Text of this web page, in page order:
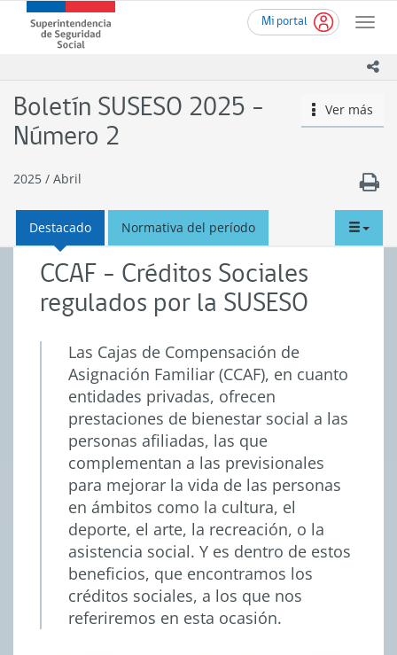
contenido
Mi portal
Toggle
Superintendencia
de
(SUSESO)
-
Gobierno
de
icono
Ver más
Boletín SUSESO 2025 -
Número 2
2025 / Abril
Destacado Normativa del período
CCAF - Créditos Sociales
regulados por la SUSESO
Las Cajas de Compensación de
Asignación Familiar (CCAF), en cuanto
entidades privadas, ofrecen
prestaciones de bienestar social a las
personas afiliadas, las que
complementan a las previsionales
para mejorar la vida de las personas
en ámbitos como la cultura, el
deporte, el arte, la recreación, o la
asistencia social. Y es dentro de estos
beneficios, que encontramos los
créditos sociales, a los que nos
referiremos en esta ocasión.